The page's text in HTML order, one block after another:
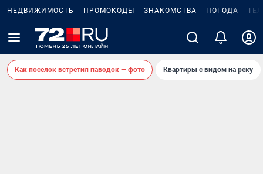
НЕДВИЖИМОСТЬ ПРОМОКОДЫ ЗНАКОМСТВА ПОГОДА
Как поселок встретил паводок — фото Квартиры с видом на реку